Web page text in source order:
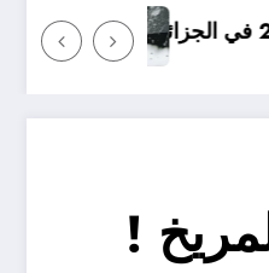
كبيرة جدا متوقعة في
!